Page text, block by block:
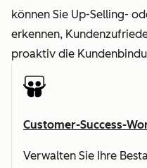
können Sie Up-Selling-
erkennen,
proaktiv die
Customer-Success-
Verwalten Sie Ihre